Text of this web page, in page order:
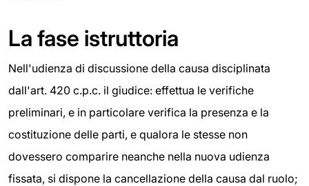
La fase istruttoria
Nell'udienza di discussione della causa disciplinata
dall'art. 420 c.p.c. il giudice: effettua le verifiche
preliminari, e in particolare verifica la presenza e la
costituzione delle parti, e qualora le stesse non
dovessero comparire neanche nella nuova udienza
fissata, si dispone la cancellazione della causa dal ruolo;